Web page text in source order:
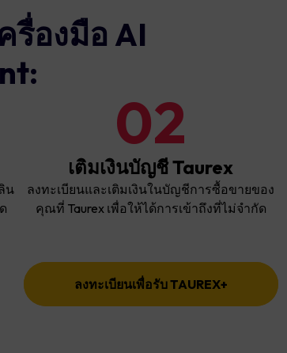
รื่องมือ AI
น
02
เติมเงินบัญชี Taurex
ลงทะเบียนและเติมเงินในบัญชีการซื้อขายของ
คุณที่ Taurex เพื่อให้ได้การเข้าถึงที่ไม่จำกัด
ลงทะเบียนเพื่อรับ TAUREX+